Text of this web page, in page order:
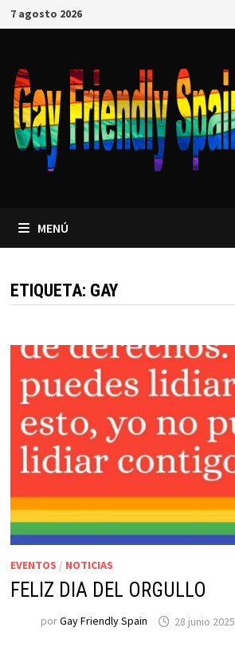
7 agosto 2026
MENÚ
ETIQUETA: GAY
EVENTOS / NOTICIAS
FELIZ DIA DEL ORGULLO
porGay Friendly Spain 28 junio 2025